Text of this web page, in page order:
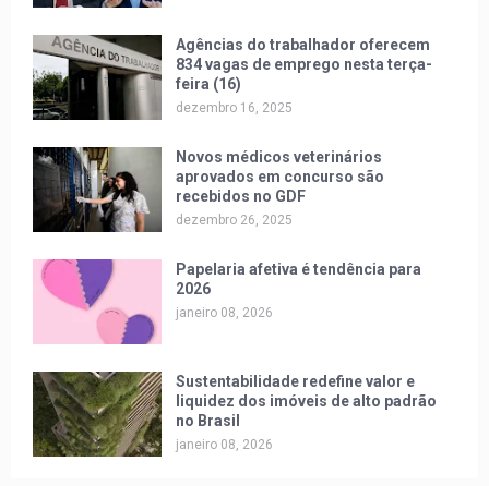
Agências do trabalhador oferecem
834 vagas de emprego nesta terça-
feira (16)
dezembro 16, 2025
Novos médicos veterinários
aprovados em concurso são
recebidos no GDF
dezembro 26, 2025
Papelaria afetiva é tendência para
2026
janeiro 08, 2026
Sustentabilidade redefine valor e
liquidez dos imóveis de alto padrão
no Brasil
janeiro 08, 2026